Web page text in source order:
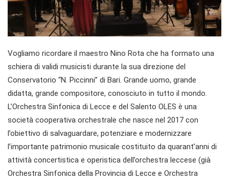
Vogliamo ricordare il maestro Nino Rota che ha formato una
schiera di validi musicisti durante la sua direzione del
Conservatorio “N. Piccinni” di Bari. Grande uomo, grande
didatta, grande compositore, conosciuto in tutto il mondo.
L’Orchestra Sinfonica di Lecce e del Salento OLES è una
società cooperativa orchestrale che nasce nel 2017 con
l’obiettivo di salvaguardare, potenziare e modernizzare
l’importante patrimonio musicale costituito da quarant’anni di
attività concertistica e operistica dell’orchestra leccese (già
Orchestra Sinfonica della Provincia di Lecce e Orchestra